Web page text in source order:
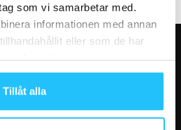
som vi samarbetar med.
informationen med annan
eller som de har
Tillåt alla
på hybridträning när Hyrox formar